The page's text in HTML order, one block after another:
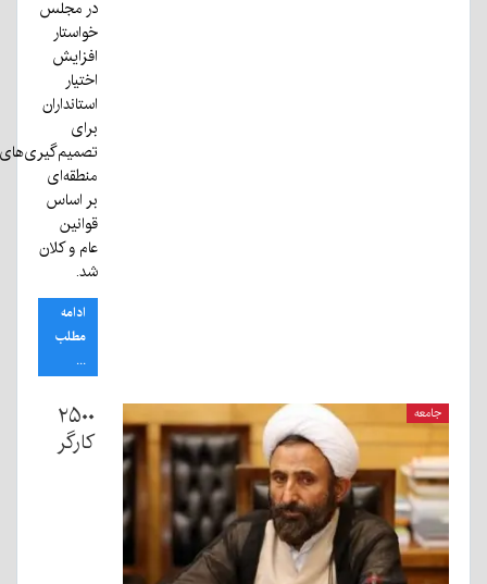
در مجلس
خواستار
افزایش
اختیار
استانداران
برای
تصمیم‌گیری‌های
منطقه‌ای
بر اساس
قوانین
عام و کلان
شد.
ادامه
مطلب
...
جامعه
۲۵۰۰
کارگر